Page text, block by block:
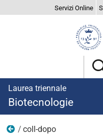
Servizi Online
Laurea triennale
Biotecnologie
Dopo la laurea
coll-dopo